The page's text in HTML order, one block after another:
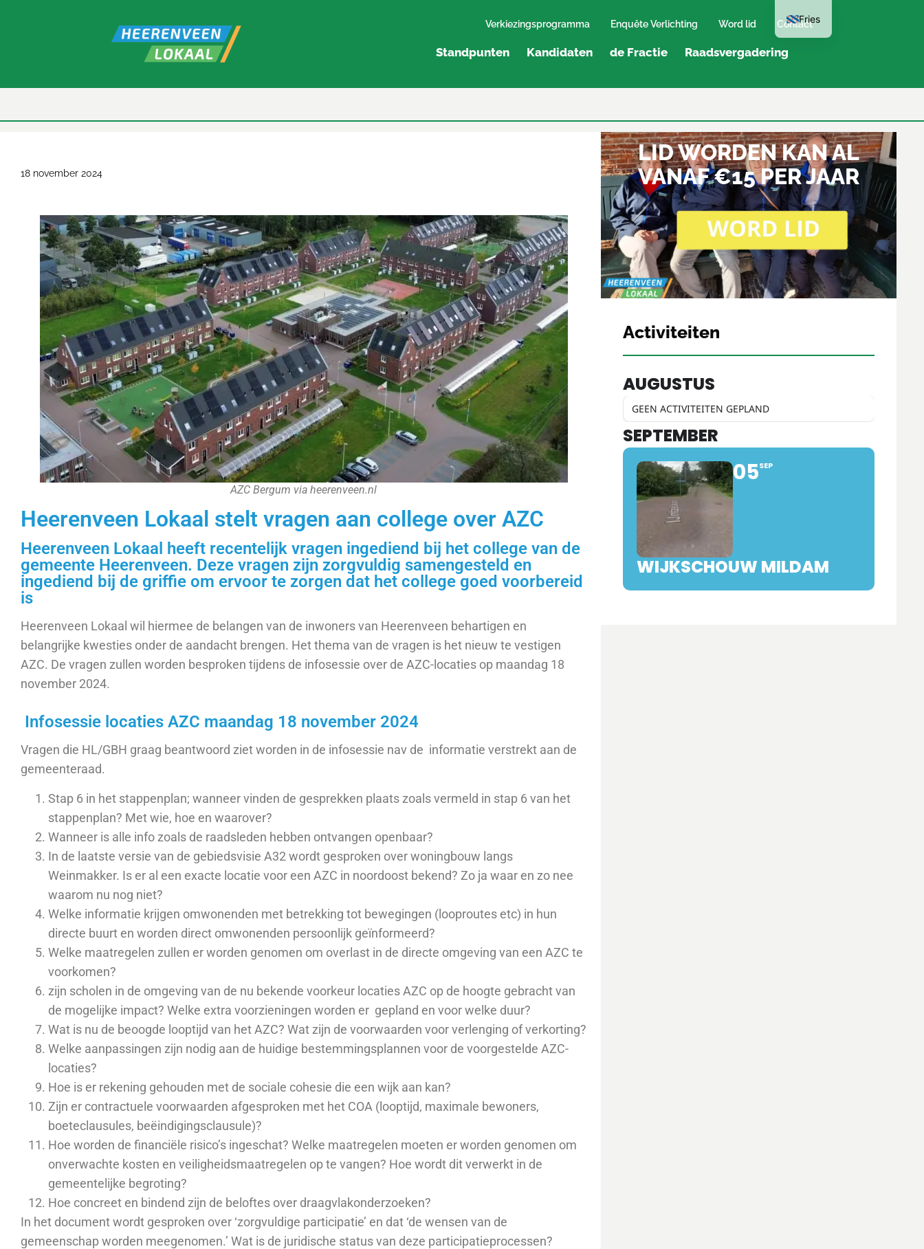
Verkiezingsprogramma Enquête Verlichting Word lid Contact
Standpunten Kandidaten de Fractie Raadsvergadering
18 november 2024
AZC Bergum via heerenveen.nl
Heerenveen Lokaal stelt vragen aan college over AZC
Heerenveen Lokaal heeft recentelijk vragen ingediend bij het college van de
gemeente Heerenveen. Deze vragen zijn zorgvuldig samengesteld en
ingediend bij de griffie om ervoor te zorgen dat het college goed voorbereid
is
Heerenveen Lokaal wil hiermee de belangen van de inwoners van Heerenveen behartigen en
belangrijke kwesties onder de aandacht brengen. Het thema van de vragen is het nieuw te vestigen
AZC. De vragen zullen worden besproken tijdens de infosessie over de AZC-locaties op maandag 18
november 2024.
Infosessie locaties AZC maandag 18 november 2024
Vragen die HL/GBH graag beantwoord ziet worden in de infosessie nav de informatie verstrekt aan de
gemeenteraad.
Stap 6 in het stappenplan; wanneer vinden de gesprekken plaats zoals vermeld in stap 6 van het
stappenplan? Met wie, hoe en waarover?
Wanneer is alle info zoals de raadsleden hebben ontvangen openbaar?
In de laatste versie van de gebiedsvisie A32 wordt gesproken over woningbouw langs
Weinmakker. Is er al een exacte locatie voor een AZC in noordoost bekend? Zo ja waar en zo nee
waarom nu nog niet?
Welke informatie krijgen omwonenden met betrekking tot bewegingen (looproutes etc) in hun
directe buurt en worden direct omwonenden persoonlijk geïnformeerd?
Welke maatregelen zullen er worden genomen om overlast in de directe omgeving van een AZC te
voorkomen?
zijn scholen in de omgeving van de nu bekende voorkeur locaties AZC op de hoogte gebracht van
de mogelijke impact? Welke extra voorzieningen worden er gepland en voor welke duur?
Wat is nu de beoogde looptijd van het AZC? Wat zijn de voorwaarden voor verlenging of verkorting?
Welke aanpassingen zijn nodig aan de huidige bestemmingsplannen voor de voorgestelde AZC-
locaties?
Hoe is er rekening gehouden met de sociale cohesie die een wijk aan kan?
Zijn er contractuele voorwaarden afgesproken met het COA (looptijd, maximale bewoners,
boeteclausules, beëindigingsclausule)?
Hoe worden de financiële risico’s ingeschat? Welke maatregelen moeten er worden genomen om
onverwachte kosten en veiligheidsmaatregelen op te vangen? Hoe wordt dit verwerkt in de
gemeentelijke begroting?
Hoe concreet en bindend zijn de beloftes over draagvlakonderzoeken?
In het document wordt gesproken over ‘zorgvuldige participatie’ en dat ‘de wensen van de
gemeenschap worden meegenomen.’ Wat is de juridische status van deze participatieprocessen?
LID WORDEN KAN AL
VANAF €15 PER JAAR
Activiteiten
AUGUSTUS
GEEN ACTIVITEITEN GEPLAND
SEPTEMBER
05SEP
WIJKSCHOUW MILDAM
Fries